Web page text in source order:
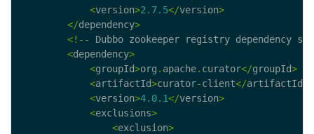
<version>2.7.5</version>
</dependency>
<!--
Dubbo zookeeper registry dependency
<dependency>
<groupId>org . apache. curator</groupId>
<artifactId>curator-client</artifactId
<version>4.0.1</version>
<exclusions>
<exclusion>